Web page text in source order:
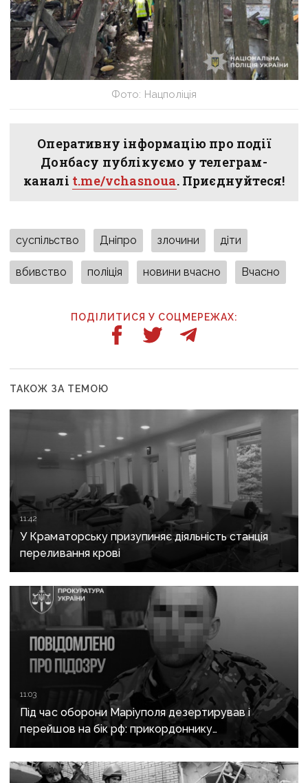
Фото: Нацполіція
Оперативну інформацію про події
Донбасу публікуємо у телеграм-
каналі t.me/vchasnoua. Приєднуйтеся!
суспільство Дніпро злочини діти
вбивство поліція новини вчасно Вчасно
ПОДІЛИТИСЯ У СОЦМЕРЕЖАХ:
ТАКОЖ ЗА ТЕМОЮ
11:42
У Краматорську призупиняє діяльність станція
переливання крові
11:03
Під час оборони Маріуполя дезертирував і
перейшов на бік рф: прикордоннику
з «Азовсталі» повідомили про підозру